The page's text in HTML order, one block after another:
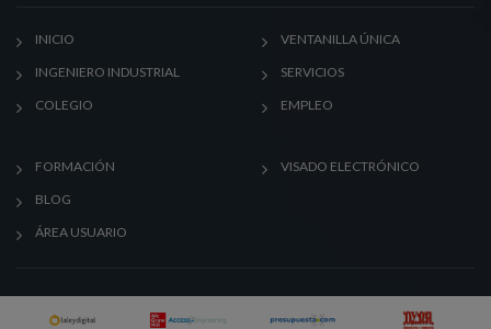
INICIO
INGENIERO INDUSTRIAL
COLEGIO
VENTANILLA ÚNICA
SERVICIOS
EMPLEO
FORMACIÓN
BLOG
ÁREA USUARIO
VISADO ELECTRÓNICO